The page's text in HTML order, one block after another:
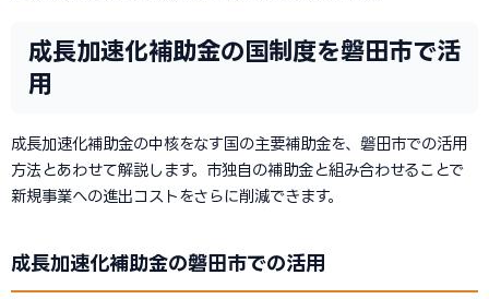
成長加速化補助金の国制度を磐田市で活
用
成長加速化補助金の中核をなす国の主要補助金を、磐田市での活用
方法とあわせて解説します。市独自の補助金と組み合わせることで
新規事業への進出コストをさらに削減できます。
成長加速化補助金の磐田市での活用